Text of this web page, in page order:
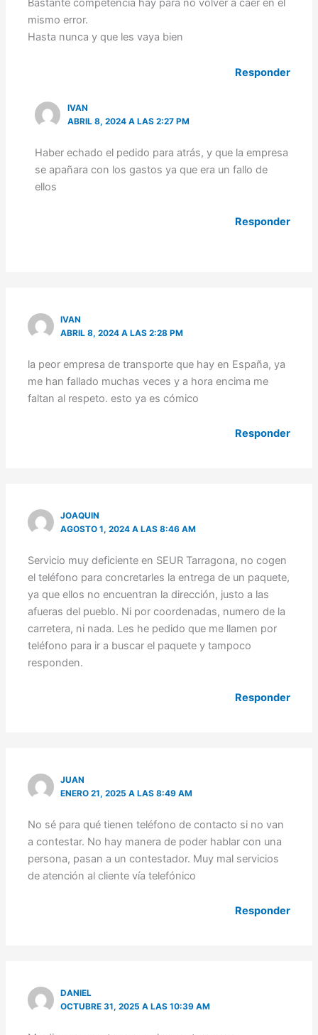
Bastante competencia hay para no volver a caer en el
mismo error.
Hasta nunca y que les vaya bien
Responder
IVAN
ABRIL 8, 2024 A LAS 2:27 PM
Haber echado el pedido para atrás, y que la empresa
se apañara con los gastos ya que era un fallo de
ellos
Responder
IVAN
ABRIL 8, 2024 A LAS 2:28 PM
la peor empresa de transporte que hay en España, ya
me han fallado muchas veces y a hora encima me
faltan al respeto. esto ya es cómico
Responder
JOAQUIN
AGOSTO 1, 2024 A LAS 8:46 AM
Servicio muy deficiente en SEUR Tarragona, no cogen
el teléfono para concretarles la entrega de un paquete,
ya que ellos no encuentran la dirección, justo a las
afueras del pueblo. Ni por coordenadas, numero de la
carretera, ni nada. Les he pedido que me llamen por
teléfono para ir a buscar el paquete y tampoco
responden.
Responder
JUAN
ENERO 21, 2025 A LAS 8:49 AM
No sé para qué tienen teléfono de contacto si no van
a contestar. No hay manera de poder hablar con una
persona, pasan a un contestador. Muy mal servicios
de atención al cliente vía telefónico
Responder
DANIEL
OCTUBRE 31, 2025 A LAS 10:39 AM